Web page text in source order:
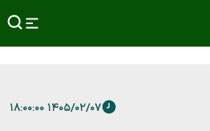
۱۴۰۵/۰۲/۰۷ ۱۸:۰۰:۰۰